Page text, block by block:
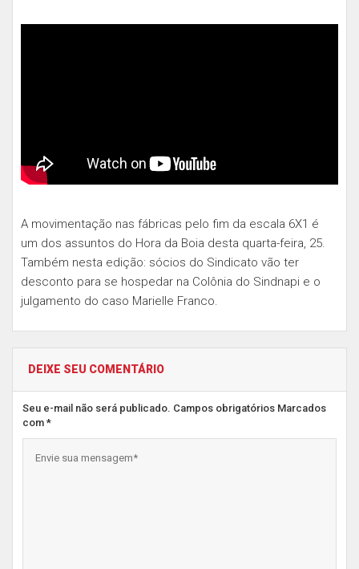
A movimentação nas fábricas pelo fim da escala 6X1 é
um dos assuntos do Hora da Boia desta quarta-feira, 25.
Também nesta edição: sócios do Sindicato vão ter
desconto para se hospedar na Colônia do Sindnapi e o
julgamento do caso Marielle Franco.
DEIXE SEU COMENTÁRIO
Seu e-mail não será publicado. Campos obrigatórios Marcados
com *